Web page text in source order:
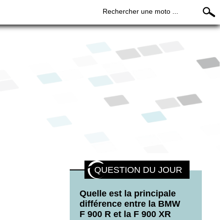
Rechercher une moto ...
QUESTION DU JOUR
Quelle est la principale
différence entre la BMW
F 900 R et la F 900 XR